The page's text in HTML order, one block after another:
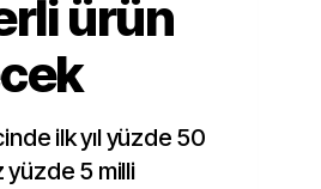
ürün
ilk yıl yüzde 50
yüzde 5 milli